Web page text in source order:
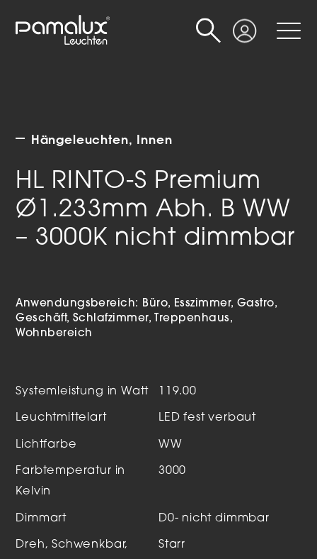
Login
Suche
Hängeleuchten Innen
HL RINTO-S Premium
Ø1.233mm Abh. B WW
– 3000K nicht dimmbar
Anwendungsbereich: Büro Esszimmer Gastro
Geschäft Schlafzimmer
Treppenhaus
Wohnbereich
Systemleistung in Watt 119.00
Leuchtmittelart LED fest verbaut
Lichtfarbe WW
Farbtemperatur in
Kelvin
3000
Dimmart D0- nicht dimmbar
Dreh, Schwenkbar,
Starr